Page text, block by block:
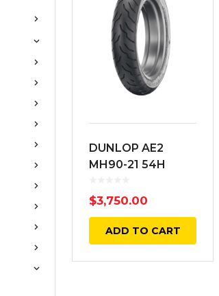
DUNLOP AE2
MH90-21 54H
NEGRA AMERICAN
ELITE 2 BIAS TL
$3,750.00
ADD TO CART